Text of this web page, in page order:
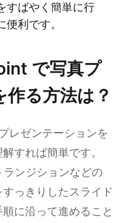
すばやく簡単に行
利です。
で写真プ
る方法は？
レゼンテーションを
すれば簡単です。
ンジションなどの
っきりしたスライド
に沿って進めること